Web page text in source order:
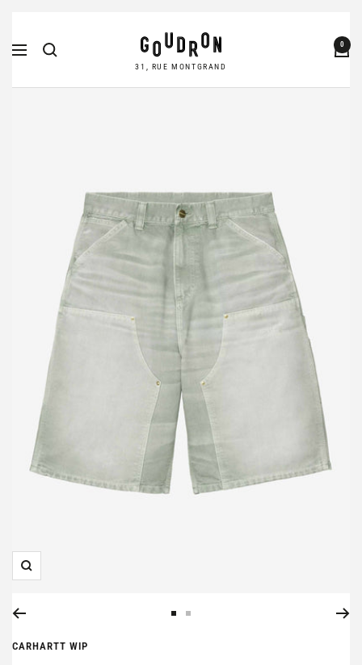
au
Navigation
Goudron
Store
31, RUE MONTGRAND
0
Zoom
CARHARTT WIP